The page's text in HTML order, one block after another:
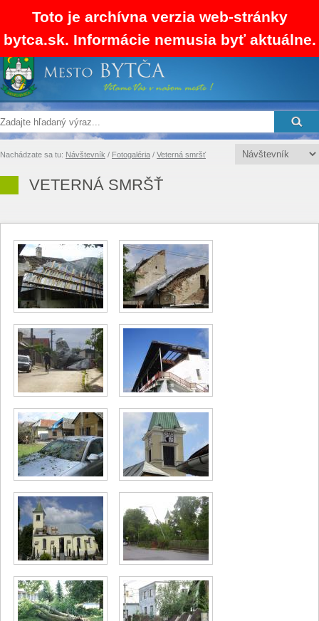
Toto je archívna verzia web-stránky
bytca.sk. Informácie nemusia byť aktuálne.
RSS Mapa stránok Kontakty SK EN
Nachádzate sa tu: Návštevník / Fotogaléria / Veterná smršť
VETERNÁ SMRŠŤ